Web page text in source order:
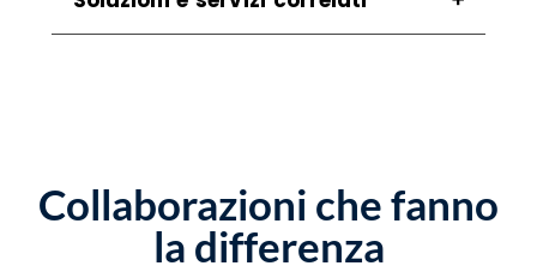
Assistenza Server Benevento
Azienda Cybersecurity Benevento
Azienda Disaster Recovery Benevento
Consulenza Cloud Benevento
Collaborazioni che fanno
la differenza